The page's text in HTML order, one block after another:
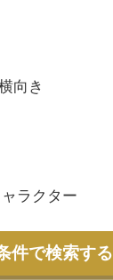
向き
ラクター
件で検索する